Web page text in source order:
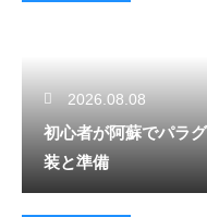
2026.08.08
初心者が阿蘇でパラ
装と準備